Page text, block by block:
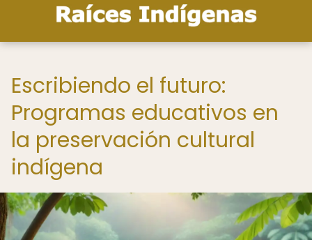
Escribiendo el futuro:
Programas educativos en
la preservación cultural
indígena